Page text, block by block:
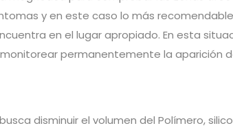
y en este caso lo más
en el lugar apropiado. En esta
permanentemente la aparición
disminuir el volumen del Polímero,